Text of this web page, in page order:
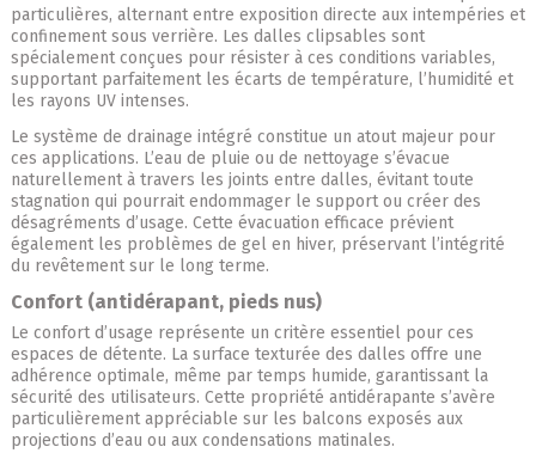
particulières, alternant entre exposition directe aux intempéries et
confinement sous verrière. Les dalles clipsables sont
spécialement conçues pour résister à ces conditions variables,
supportant parfaitement les écarts de température, l’humidité et
les rayons UV intenses.
Le système de drainage intégré constitue un atout majeur pour
ces applications. L’eau de pluie ou de nettoyage s’évacue
naturellement à travers les joints entre dalles, évitant toute
stagnation qui pourrait endommager le support ou créer des
désagréments d’usage. Cette évacuation efficace prévient
également les problèmes de gel en hiver, préservant l’intégrité
du revêtement sur le long terme.
Confort (antidérapant, pieds nus)
Le confort d’usage représente un critère essentiel pour ces
espaces de détente. La surface texturée des dalles offre une
adhérence optimale, même par temps humide, garantissant la
sécurité des utilisateurs. Cette propriété antidérapante s’avère
particulièrement appréciable sur les balcons exposés aux
projections d’eau ou aux condensations matinales.